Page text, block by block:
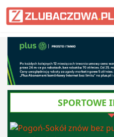
Informacje
SPORTOWE